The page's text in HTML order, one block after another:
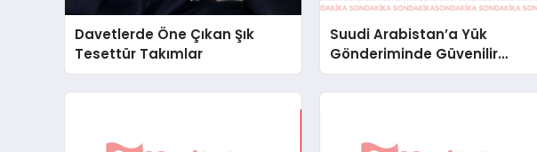
Davetlerde Öne Çıkan Şık
Tesettür Takımlar
Suudi Arabistan’a Yük
Gönderiminde Güvenilir
Lojistik ve Nakliye Çözümleri